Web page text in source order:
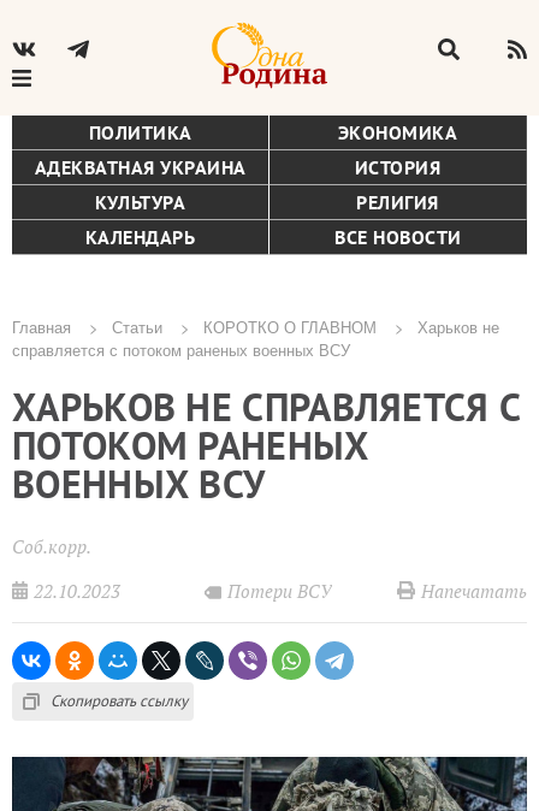
ПОЛИТИКА
ЭКОНОМИКА
АДЕКВАТНАЯ УКРАИНА
ИСТОРИЯ
КУЛЬТУРА
РЕЛИГИЯ
КАЛЕНДАРЬ
ВСЕ НОВОСТИ
Строка
навигации
Главная Статьи КОРОТКО О ГЛАВНОМ
Харьков не
справляется с потоком раненых военных ВСУ
ХАРЬКОВ НЕ СПРАВЛЯЕТСЯ С
ПОТОКОМ РАНЕНЫХ
ВОЕННЫХ ВСУ
Соб.корр.
22.10.2023
Потери ВСУ Напечатать
Скопировать ссылку